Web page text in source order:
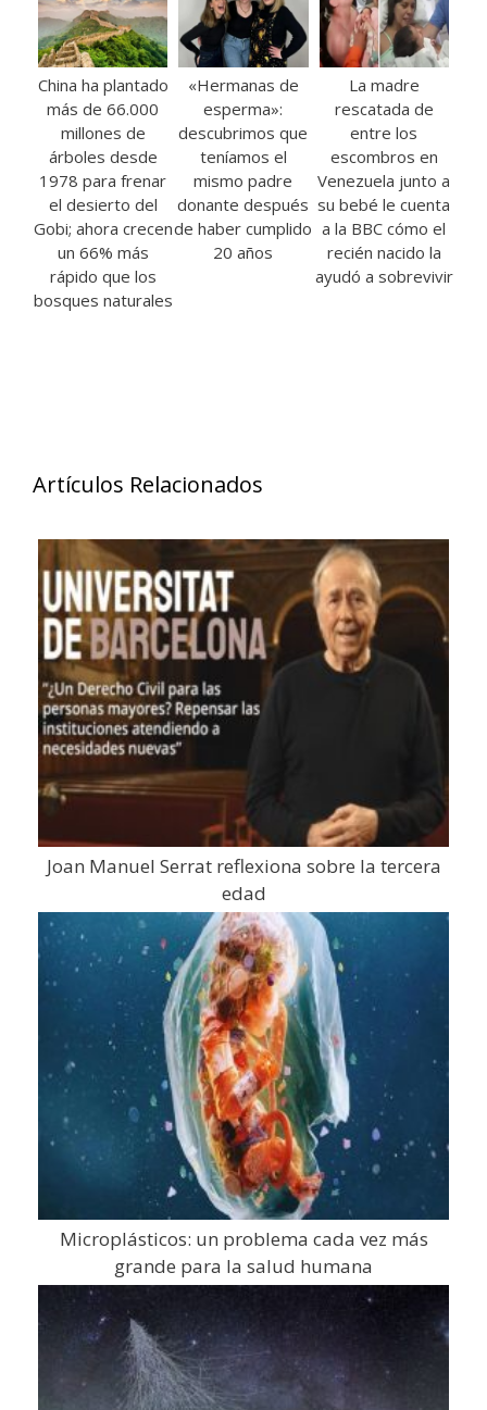
China ha plantado
más de 66.000
millones de
árboles desde
1978 para frenar
el desierto del
Gobi; ahora crecen
un 66% más
rápido que los
bosques naturales
«Hermanas de
esperma»:
descubrimos que
teníamos el
mismo padre
donante después
de haber cumplido
20 años
La madre
rescatada de
entre los
escombros en
Venezuela junto a
su bebé le cuenta
a la BBC cómo el
recién nacido la
ayudó a sobrevivir
Artículos Relacionados
Joan Manuel Serrat reflexiona sobre la tercera
edad
Microplásticos: un problema cada vez más
grande para la salud humana